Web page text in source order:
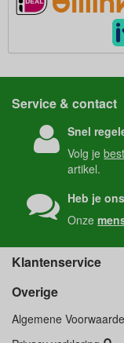
Service & contact
Snel
Volg je
artikel.
Heb je
Onze
Klantenservice
Overige
Algemene